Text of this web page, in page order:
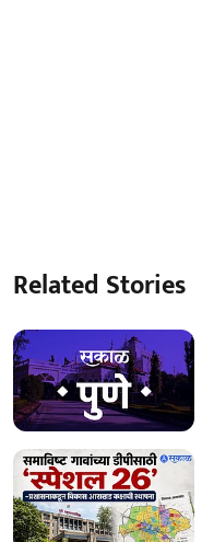
Related Stories